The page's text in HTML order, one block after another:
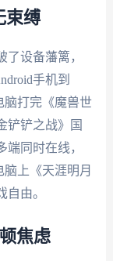
束缚
设备藩篱，
手机到
脑打完《魔兽世
铲铲之战》国
同时在线，
上《天涯明月
由。
焦虑